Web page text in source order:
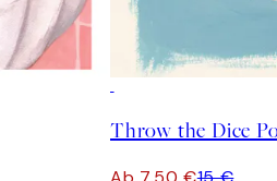
Throw the Dice